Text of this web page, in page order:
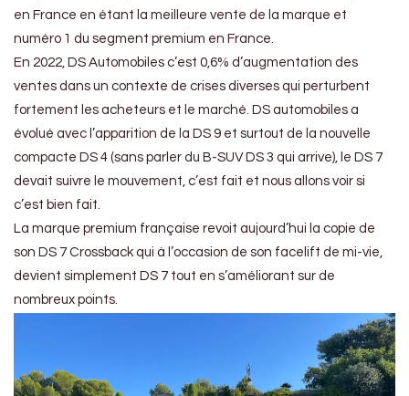
en France en étant la meilleure vente de la marque et
numéro 1 du segment premium en France.
En 2022, DS Automobiles c’est 0,6% d’augmentation des
ventes dans un contexte de crises diverses qui perturbent
fortement les acheteurs et le marché. DS automobiles a
évolué avec l’apparition de la DS 9 et surtout de la nouvelle
compacte DS 4 (sans parler du B-SUV DS 3 qui arrive), le DS 7
devait suivre le mouvement, c’est fait et nous allons voir si
c’est bien fait.
La marque premium française revoit aujourd’hui la copie de
son DS 7 Crossback qui à l’occasion de son facelift de mi-vie,
devient simplement DS 7 tout en s’améliorant sur de
nombreux points.